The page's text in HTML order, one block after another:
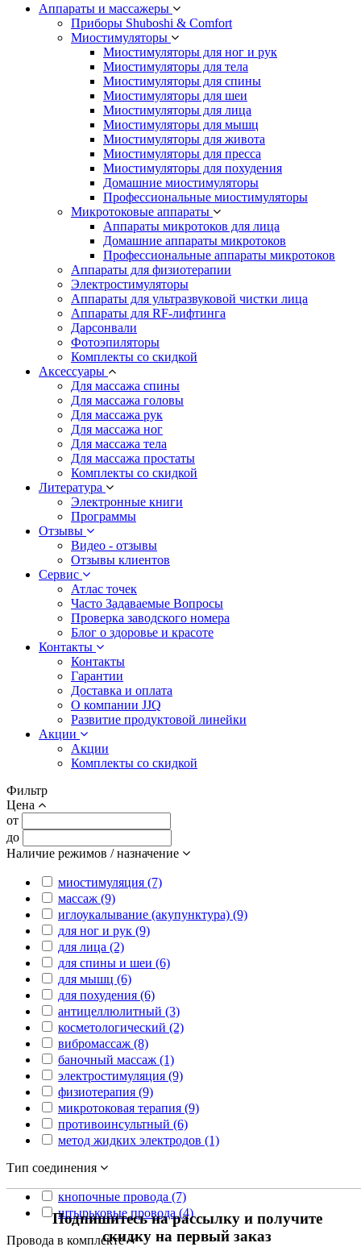
Подпишитесь на рассылку и получите
скидку на первый заказ
Аппараты и массажеры
Приборы Shuboshi & Comfort
Миостимуляторы
Миостимуляторы для ног и рук
Миостимуляторы для тела
Миостимуляторы для спины
Миостимуляторы для шеи
Миостимуляторы для лица
Миостимуляторы для мышц
Миостимуляторы для живота
Миостимуляторы для пресса
Миостимуляторы для похудения
Домашние миостимуляторы
Профессиональные миостимуляторы
Микротоковые аппараты
Аппараты микротоков для лица
Домашние аппараты микротоков
Профессиональные аппараты микротоков
Аппараты для физиотерапии
Электростимуляторы
Аппараты для ультразвуковой чистки лица
Аппараты для RF-лифтинга
Дарсонвали
Фотоэпиляторы
Комплекты со скидкой
Аксессуары
Для массажа спины
Для массажа головы
Для массажа рук
Для массажа ног
Для массажа тела
Для массажа простаты
Комплекты со скидкой
Литература
Электронные книги
Программы
Отзывы
Видео - отзывы
Отзывы клиентов
Сервис
Атлас точек
Часто Задаваемые Вопросы
Проверка заводского номера
Блог о здоровье и красоте
Контакты
Контакты
Гарантии
Доставка и оплата
О компании JJQ
Развитие продуктовой линейки
Акции
Акции
Комплекты со скидкой
Фильтр
Цена
от
до
Наличие режимов / назначение
миостимуляция (7)
массаж (9)
иглоукалывание (акупунктура) (9)
для ног и рук (9)
для лица (2)
для спины и шеи (6)
для мышц (6)
для похудения (6)
антицеллюлитный (3)
косметологический (2)
вибромассаж (8)
баночный массаж (1)
электростимуляция (9)
физиотерапия (9)
микротоковая терапия (9)
противоинсультный (6)
метод жидких электродов (1)
Тип соединения
кнопочные провода (7)
штырьковые провода (4)
Провода в комплекте